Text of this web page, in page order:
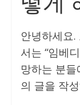
안녕하세요.
서는 “임베
망하는 분들
의 글을 작